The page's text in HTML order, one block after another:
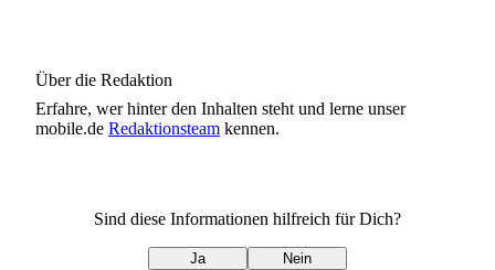
Über die Redaktion
Erfahre, werhinter den Inhalten steht und lerne unser
mobile.de Redaktionsteam kennen.
Sind diese Informationen hilfreich für Dich?
Ja Nein